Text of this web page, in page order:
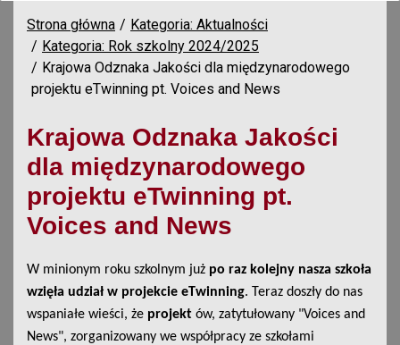
Strona główna
Kategoria: Aktualności
Kategoria: Rok szkolny 2024/2025
Krajowa Odznaka Jakości dla międzynarodowego
projektu eTwinning pt. Voices and News
Krajowa Odznaka Jakości
dla międzynarodowego
projektu eTwinning pt.
Voices and News
W minionym roku szkolnym już po raz kolejny nasza szkoła
wzięła udział w projekcie eTwinning. Teraz doszły do nas
wspaniałe wieści, że projekt ów, zatytułowany "Voices and
News", zorganizowany we współpracy ze szkołami